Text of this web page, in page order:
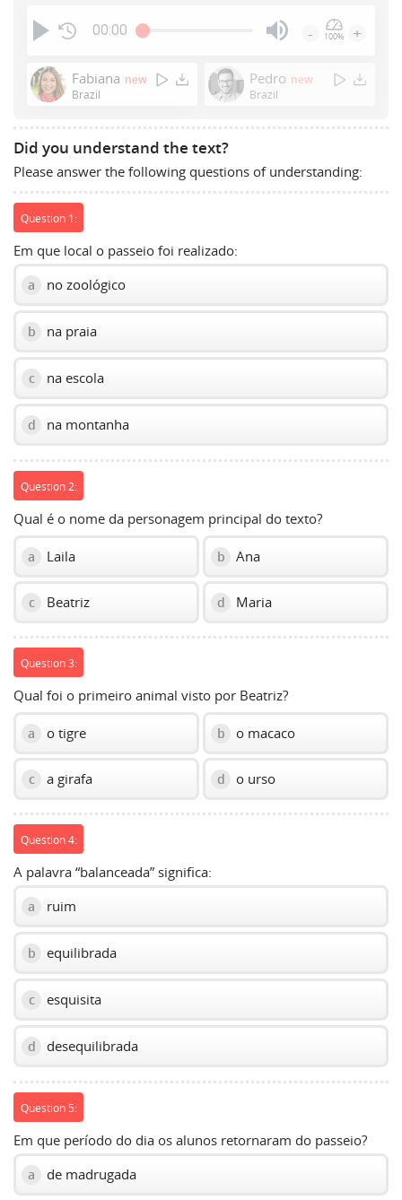
00:00
Enter
or
volume
- 100% +
Fabiana new
Brazil
Pedro new
Brazil
Did you understand the text?
Please answer the following questions of understanding:
Question 1:
Em que local o passeio foi realizado:
a no zoológico
b na praia
c na escola
d na montanha
Question 2:
Qual é o nome da personagem principal do texto?
a Laila b Ana
c Beatriz d Maria
Question 3:
Qual foi o primeiro animal visto por Beatriz?
a o tigre b o macaco
c a girafa d o urso
Question 4:
A palavra “balanceada” significa:
a ruim
b equilibrada
c esquisita
d desequilibrada
Question 5:
Em que período do dia os alunos retornaram do passeio?
a de madrugada